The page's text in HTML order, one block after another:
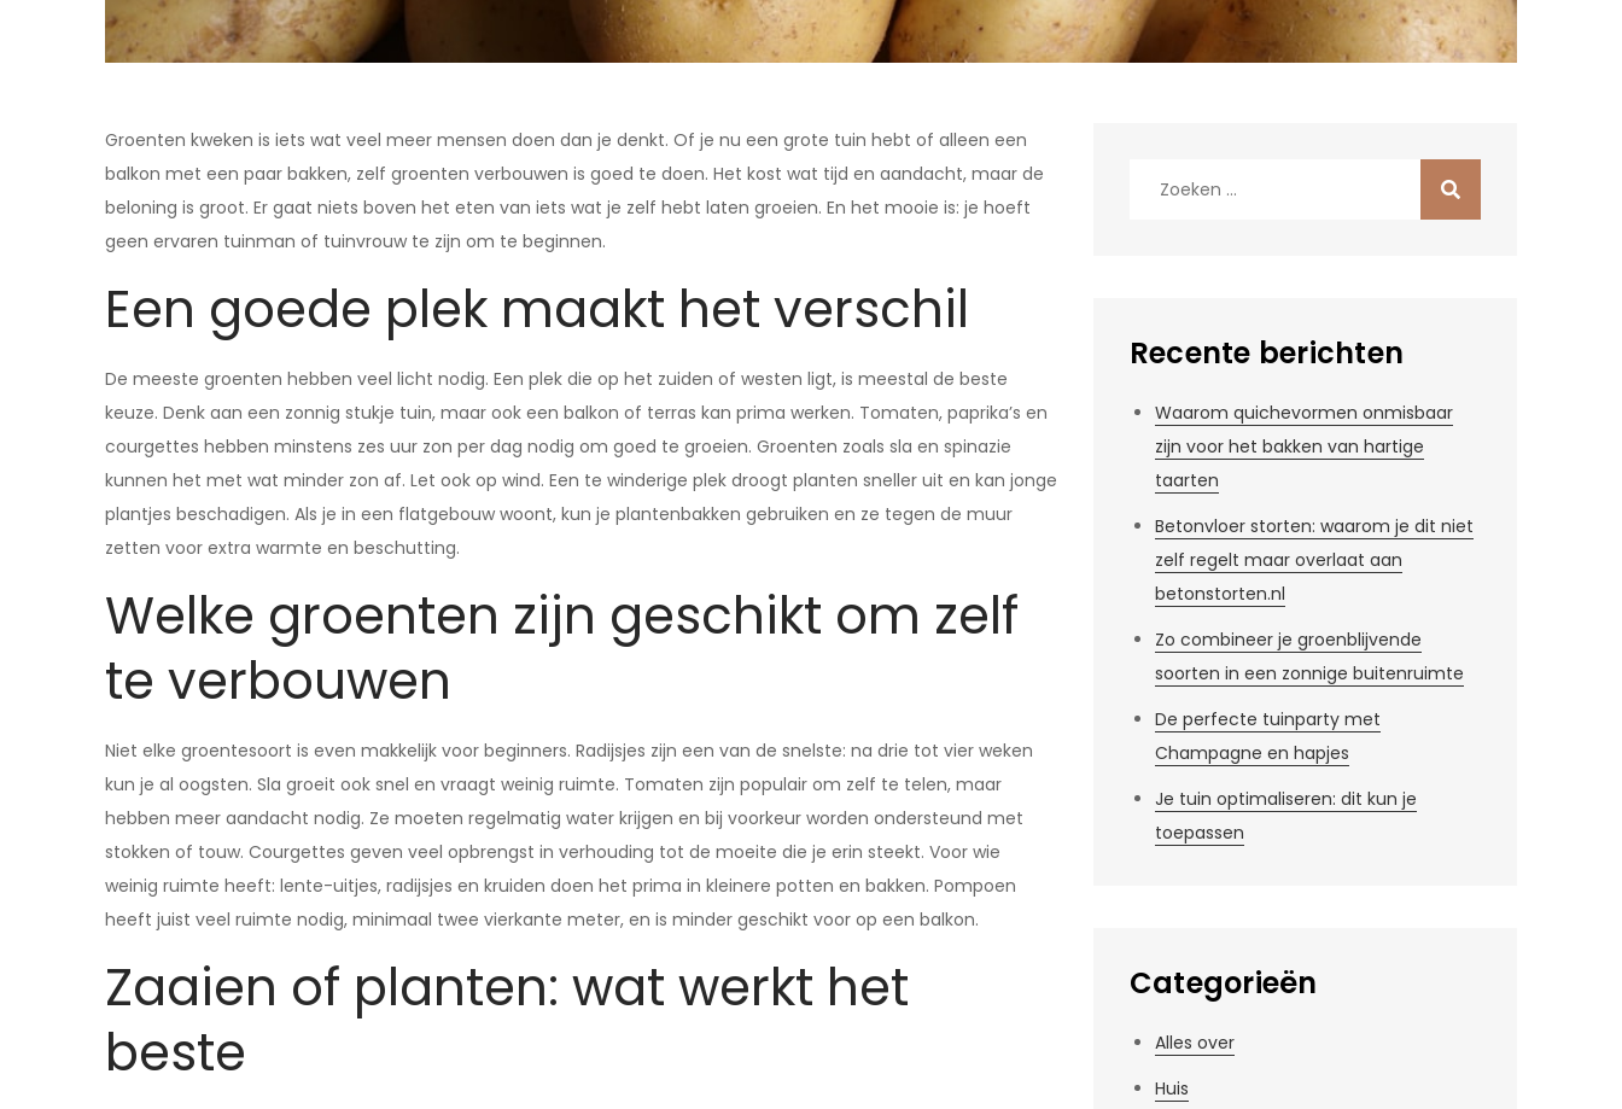
Groenten kweken is iets wat veel meer mensen doen dan je denkt. Of je nu een grote tuin hebt of alleen een
balkon met een paar bakken, zelf groenten verbouwen is goed te doen. Het kost wat tijd en aandacht, maar de
beloning is groot. Er gaat niets boven het eten van iets wat je zelf hebt laten groeien. En het mooie is: je hoeft
geen ervaren tuinman of tuinvrouw te zijn om te beginnen.
Een goede plek maakt het verschil
De meeste groenten hebben veel licht nodig. Een plek die op het zuiden of westen ligt, is meestal de beste
keuze. Denk aan een zonnig stukje tuin, maar ook een balkon of terras kan prima werken. Tomaten, paprika’s en
courgettes hebben minstens zes uur zon per dag nodig om goed te groeien. Groenten zoals sla en spinazie
kunnen het met wat minder zon af. Let ook op wind. Een te winderige plek droogt planten sneller uit en kan jonge
plantjes beschadigen. Als je in een flatgebouw woont, kun je plantenbakken gebruiken en ze tegen de muur
zetten voor extra warmte en beschutting.
Welke groenten zijn geschikt om zelf
te verbouwen
Niet elke groentesoort is even makkelijk voor beginners. Radijsjes zijn een van de snelste: na drie tot vier weken
kun je al oogsten. Sla groeit ook snel en vraagt weinig ruimte. Tomaten zijn populair om zelf te telen, maar
hebben meer aandacht nodig. Ze moeten regelmatig water krijgen en bij voorkeur worden ondersteund met
stokken of touw. Courgettes geven veel opbrengst in verhouding tot de moeite die je erin steekt. Voor wie
weinig ruimte heeft: lente-uitjes, radijsjes en kruiden doen het prima in kleinere potten en bakken. Pompoen
heeft juist veel ruimte nodig, minimaal twee vierkante meter, en is minder geschikt voor op een balkon.
Zaaien of planten: wat werkt het
beste
Recente berichten
Waarom quichevormen onmisbaar
zijn voor het bakken van hartige
taarten
Betonvloer storten: waarom je dit niet
zelf regelt maar overlaat aan
betonstorten.nl
Zo combineer je groenblijvende
soorten in een zonnige buitenruimte
De perfecte tuinparty met
Champagne en hapjes
Je tuin optimaliseren: dit kun je
toepassen
Categorieën
Alles over
Huis